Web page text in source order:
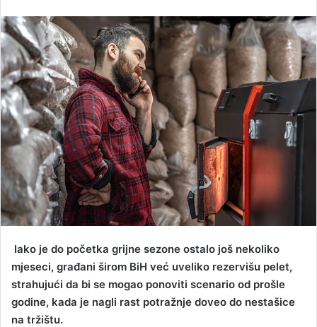
d
a
n
e
m
a
i
l
Iako je do početka grijne sezone ostalo još nekoliko
mjeseci, građani širom BiH već uveliko rezervišu pelet,
strahujući da bi se mogao ponoviti scenario od prošle
godine, kada je nagli rast potražnje doveo do nestašice
na tržištu.